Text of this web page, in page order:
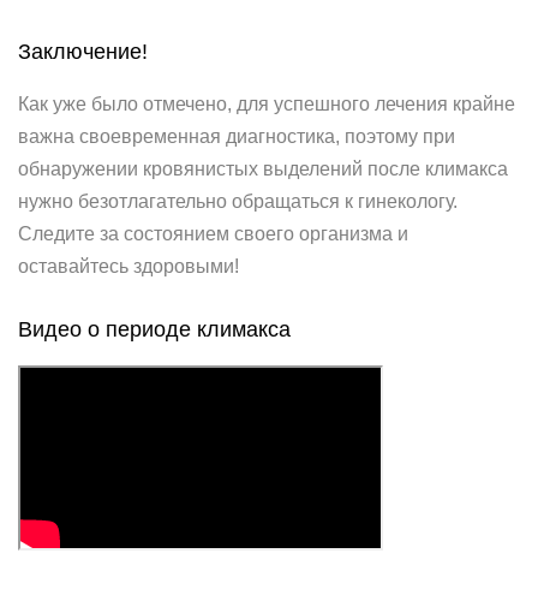
Заключение!
Как уже было отмечено, для успешного лечения крайне
важна своевременная диагностика, поэтому при
обнаружении кровянистых выделений после климакса
нужно безотлагательно обращаться к гинекологу.
Следите за состоянием своего организма и
оставайтесь здоровыми!
Видео о периоде климакса